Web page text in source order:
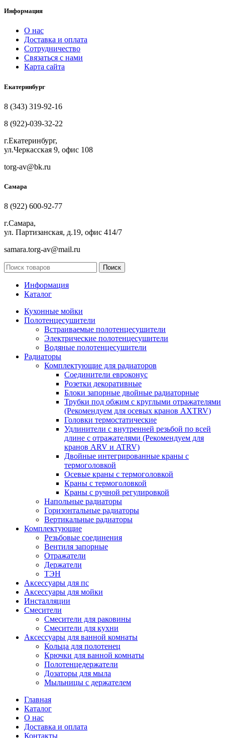
Информация
О нас
Доставка и оплата
Сотрудничество
Связаться с нами
Карта сайта
Екатеринбург
8 (343) 319-92-16
8 (922)-039-32-22
г.Екатеринбург,
ул.Черкасская 9, офис 108
torg-av@bk.ru
Самара
8 (922) 600-92-77
г.Самара,
ул. Партизанская, д.19, офис 414/7
samara.torg-av@mail.ru
Поиск
Информация
Каталог
Кухонные мойки
Полотенцесушители
Встраиваемые полотенцесушители
Электрические полотенцесушители
Водяные полотенцесушители
Радиаторы
Комплектующие для радиаторов
Соединители евроконус
Розетки декоративные
Блоки запорные двойные радиаторные
Трубки под обжим с круглыми отражателями
(Рекомендуем для осевых кранов AXTRV)
Головки термостатические
Удлинители с внутренней резьбой по всей
длине с отражателями (Рекомендуем для
кранов ARV и ATRV)
Двойные интегрированные краны с
термоголовкой
Осевые краны с термоголовкой
Краны с термоголовкой
Краны с ручной регулировкой
Напольные радиаторы
Горизонтальные радиаторы
Вертикальные радиаторы
Комплектующие
Резьбовые соединения
Вентиля запорные
Отражатели
Держатели
ТЭН
Аксессуары для пс
Аксессуары для мойки
Инсталляции
Смесители
Смесители для раковины
Смесители для кухни
Аксессуары для ванной комнаты
Кольца для полотенец
Крючки для ванной комнаты
Полотенцедержатели
Дозаторы для мыла
Мыльницы с держателем
Главная
Каталог
О нас
Доставка и оплата
Контакты